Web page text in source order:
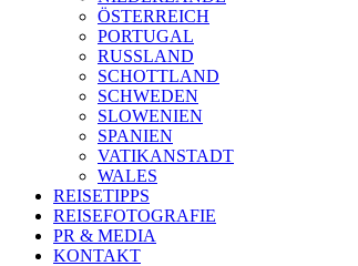
ÖSTERREICH
PORTUGAL
RUSSLAND
SCHOTTLAND
SCHWEDEN
SLOWENIEN
SPANIEN
VATIKANSTADT
WALES
REISETIPPS
REISEFOTOGRAFIE
PR & MEDIA
KONTAKT